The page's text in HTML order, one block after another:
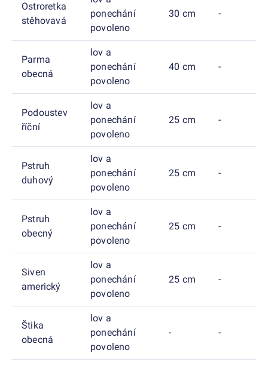
Ostroretka
stěhovavá
ponechání
povoleno
30 cm -
Parma
obecná
lov a
ponechání
povoleno
40 cm -
Podoustev
říční
lov a
ponechání
povoleno
25 cm -
Pstruh
duhový
lov a
ponechání
povoleno
25 cm -
Pstruh
obecný
lov a
ponechání
povoleno
25 cm -
Siven
americký
lov a
ponechání
povoleno
25 cm -
Štika
obecná
lov a
ponechání
povoleno
- -